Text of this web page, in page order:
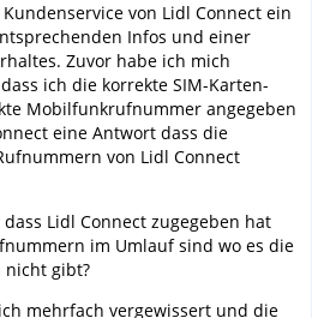
von Lidl Connect ein
Infos und einer
Zuvor habe ich mich
ich die korrekte SIM-Karten-
Mobilfunkrufnummer angegeben
eine Antwort dass die
von Lidl Connect
Lidl Connect zugegeben hat
im Umlauf sind wo es die
nicht gibt?
mehrfach vergewissert und die